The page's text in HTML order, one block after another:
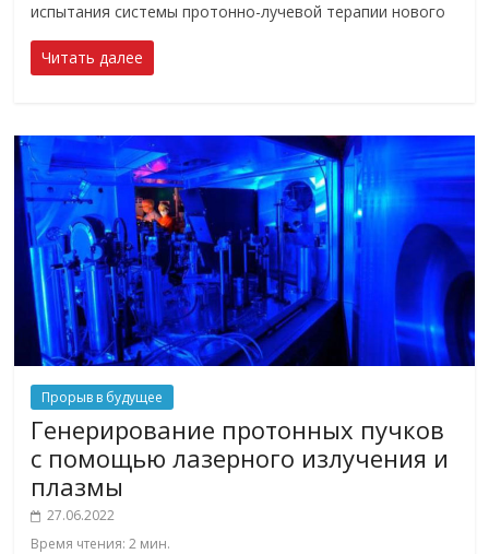
испытания системы протонно-лучевой терапии нового
Читать далее
Прорыв в будущее
Генерирование протонных пучков
с помощью лазерного излучения и
плазмы
27.06.2022
Время чтения:2 мин.